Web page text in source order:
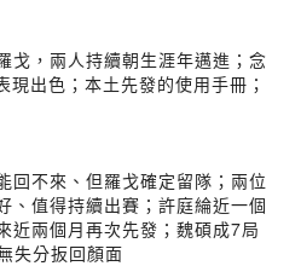
戈，兩人持續朝生涯年邁進；念
出色；本土先發的使用手冊；
回不來、但羅戈確定留隊；兩位
、值得持續出賽；許庭綸近一個
近兩個月再次先發；魏碩成7局
失分扳回顏面